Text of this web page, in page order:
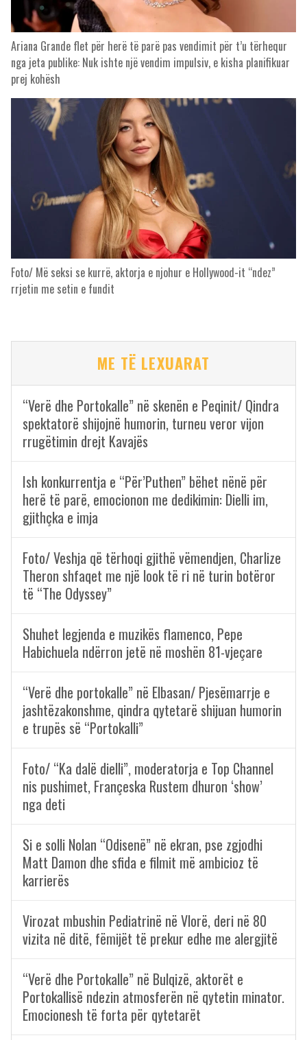
Ariana Grande flet për herë të parë pas vendimit për t’u tërhequr
nga jeta publike: Nuk ishte një vendim impulsiv, e kisha planifikuar
prej kohësh
Foto/ Më seksi se kurrë, aktorja e njohur e Hollywood-it “ndez”
rrjetin me setin e fundit
ME TË LEXUARAT
“Verë dhe Portokalle” në skenën e Peqinit/ Qindra
spektatorë shijojnë humorin, turneu veror vijon
rrugëtimin drejt Kavajës
Ish konkurrentja e “Për’Puthen” bëhet nënë për
herë të parë, emocionon me dedikimin: Dielli im,
gjithçka e imja
Foto/ Veshja që tërhoqi gjithë vëmendjen, Charlize
Theron shfaqet me një look të ri në turin botëror
të “The Odyssey”
Shuhet legjenda e muzikës flamenco, Pepe
Habichuela ndërron jetë në moshën 81-vjeçare
“Verë dhe portokalle” në Elbasan/ Pjesëmarrje e
jashtëzakonshme, qindra qytetarë shijuan humorin
e trupës së “Portokalli”
Foto/ “Ka dalë dielli”, moderatorja e Top Channel
nis pushimet, Françeska Rustem dhuron ‘show’
nga deti
Si e solli Nolan “Odisenë” në ekran, pse zgjodhi
Matt Damon dhe sfida e filmit më ambicioz të
karrierës
Virozat mbushin Pediatrinë në Vlorë, deri në 80
vizita në ditë, fëmijët të prekur edhe me alergjitë
“Verë dhe Portokalle” në Bulqizë, aktorët e
Portokallisë ndezin atmosferën në qytetin minator.
Emocionesh të forta për qytetarët